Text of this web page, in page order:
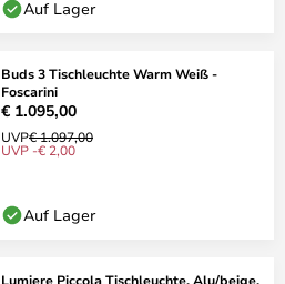
Auf Lager
Buds 3 Tischleuchte Warm Weiß -
Foscarini
€ 1.095,00
UVP€ 1.097,00
UVP -€ 2,00
Auf Lager
Lumiere Piccola Tischleuchte, Alu/beige,